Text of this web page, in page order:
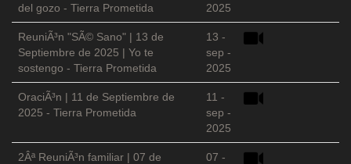
del gozo - Tierra Prometida
2025
ReuniÃ³n "SÃ© Sano" | 13 de
Septiembre de 2025 | Yo te
sostengo - Tierra Prometida
13 -
sep -
2025
OraciÃ³n | 11 de Septiembre de
2025 - Tierra Prometida
11 -
sep -
2025
2Âª ReuniÃ³n familiar | 07 de 07 -